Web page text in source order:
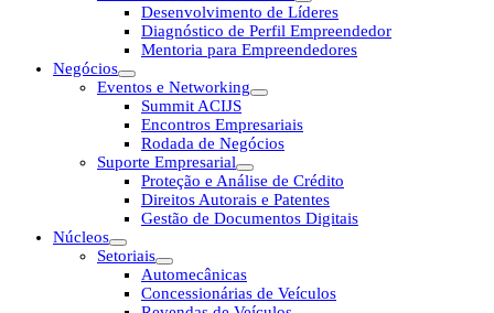
Desenvolvimento de Líderes
Diagnóstico de Perfil Empreendedor
Mentoria para Empreendedores
Negócios
Eventos e Networking
Summit ACIJS
Encontros Empresariais
Rodada de Negócios
Suporte Empresarial
Proteção e Análise de Crédito
Direitos Autorais e Patentes
Gestão de Documentos Digitais
Núcleos
Setoriais
Automecânicas
Concessionárias de Veículos